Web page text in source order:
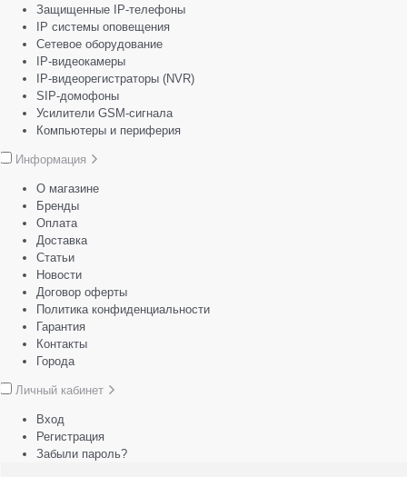
Защищенные IP-телефоны
IP системы оповещения
Сетевое оборудование
IP-видеокамеры
IP-видеорегистраторы (NVR)
SIP-домофоны
Усилители GSM-сигнала
Компьютеры и периферия
Информация
О магазине
Бренды
Оплата
Доставка
Статьи
Новости
Договор оферты
Политика конфиденциальности
Гарантия
Контакты
Города
Личный кабинет
Вход
Регистрация
Забыли пароль?